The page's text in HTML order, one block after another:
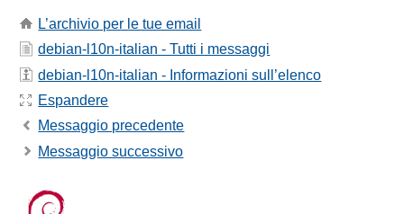
L’archivio per le tue email
debian-l10n-italian - Tutti i messaggi
debian-l10n-italian - Informazioni sull’elenco
Espandere
Messaggio precedente
Messaggio successivo